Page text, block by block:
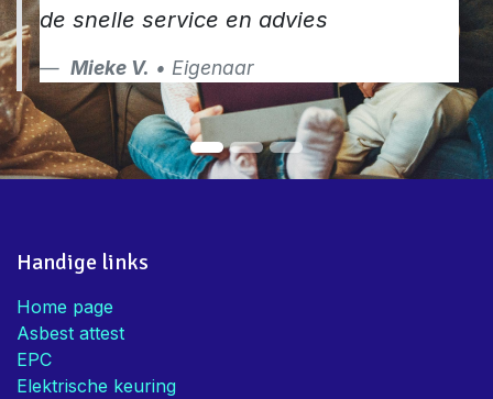
de snelle service en advies
Mieke V. • Eigenaar
Handige links
Home page
Asbest attest
EPC
Elektrische keuring